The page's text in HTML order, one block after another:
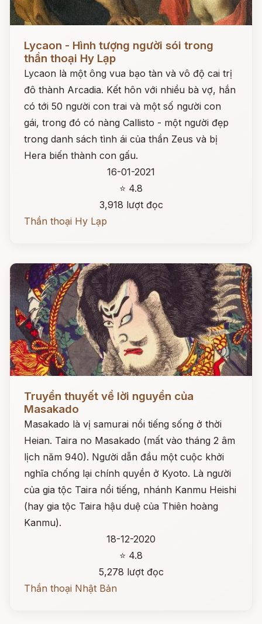
Lycaon - Hình tượng người sói trong
thần thoại Hy Lạp
Lycaon là một ông vua bạo tàn và vô độ cai trị
đô thành Arcadia. Kết hôn với nhiều bà vợ, hắn
có tới 50 người con trai và một số người con
gái, trong đó có nàng Callisto - một người đẹp
trong danh sách tình ái của thần Zeus và bị
Hera biến thành con gấu.
16-01-2021
⭐ 4.8
3,918 lượt đọc
Thần thoại Hy Lạp
Đọc ngay
Truyền thuyết về lời nguyền của
Masakado
Masakado là vị samurai nổi tiếng sống ở thời
Heian. Taira no Masakado (mất vào tháng 2 âm
lịch năm 940). Người dẫn đầu một cuộc khởi
nghĩa chống lại chính quyền ở Kyoto. Là người
của gia tộc Taira nổi tiếng, nhánh Kanmu Heishi
(hay gia tộc Taira hậu duệ của Thiên hoàng
Kanmu).
18-12-2020
⭐ 4.8
5,278 lượt đọc
Thần thoại Nhật Bản